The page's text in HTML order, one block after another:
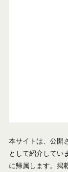
本サイトは、公開
として紹介してい
に帰属します。掲